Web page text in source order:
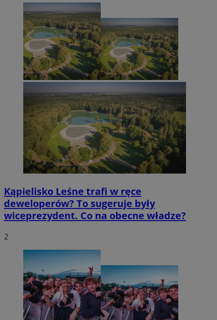
Kąpielisko Leśne trafi w ręce
deweloperów? To sugeruje były
wiceprezydent. Co na obecne władze?
2